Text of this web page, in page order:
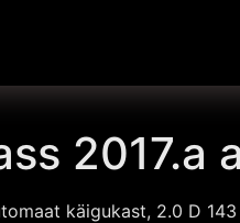
2017.a
käigukast, 2.0 D